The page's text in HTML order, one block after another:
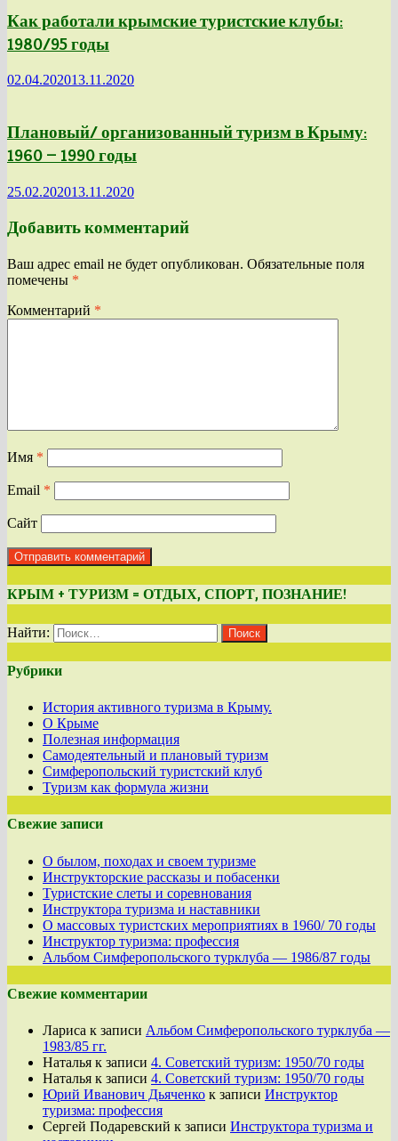
Как работали крымские туристские клубы:
1980/95 годы
02.04.202013.11.2020
Плановый/ организованный туризм в Крыму:
1960 — 1990 годы
25.02.202013.11.2020
Добавить комментарий
Ваш адрес email не будет опубликован. Обязательные поля
помечены *
Комментарий *
Имя *
Email *
Сайт
КРЫМ + ТУРИЗМ = ОТДЫХ, СПОРТ, ПОЗНАНИЕ!
Найти:
Рубрики
История активного туризма в Крыму.
О Крыме
Полезная информация
Самодеятельный и плановый туризм
Симферопольский туристский клуб
Туризм как формула жизни
Свежие записи
О былом, походах и своем туризме
Инструкторские рассказы и побасенки
Туристские слеты и соревнования
Инструктора туризма и наставники
О массовых туристских мероприятиях в 1960/ 70 годы
Инструктор туризма: профессия
Альбом Симферопольского турклуба — 1986/87 годы
Свежие комментарии
Лариса к записи Альбом Симферопольского турклуба —
1983/85 гг.
Наталья к записи 4. Советский туризм: 1950/70 годы
Наталья к записи 4. Советский туризм: 1950/70 годы
Юрий Иванович Дьяченко к записи Инструктор
туризма: профессия
Сергей Подаревский к записи Инструктора туризма и